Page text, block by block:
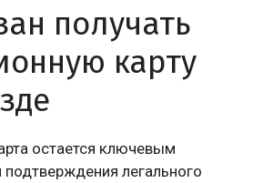
получать
карту
остается ключевым
легального